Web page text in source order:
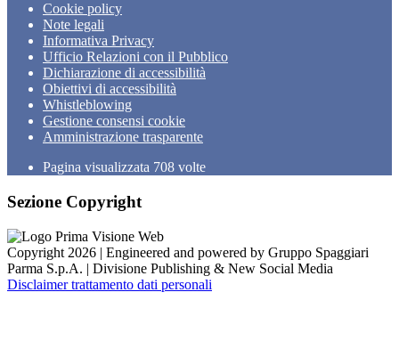
Cookie policy
Note legali
Informativa Privacy
Ufficio Relazioni con il Pubblico
Dichiarazione di accessibilità
Obiettivi di accessibilità
Whistleblowing
Gestione consensi cookie
Amministrazione trasparente
Pagina visualizzata 708 volte
Sezione Copyright
Copyright 2026 | Engineered and powered by Gruppo Spaggiari
Parma S.p.A. | Divisione Publishing & New Social Media
Disclaimer trattamento dati personali